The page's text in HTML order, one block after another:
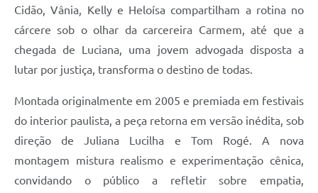
Cidão, Vânia, Kelly e Heloísa compartilham a rotina no
cárcere sob o olhar da carcereira Carmem, até que a
chegada de Luciana, uma jovem advogada disposta a
lutar por justiça, transforma o destino de todas.
Montada originalmente em 2005 e premiada em festivais
do interior paulista, a peça retorna em versão inédita, sob
direção de Juliana Lucilha e Tom Rogé. A nova
montagem mistura realismo e experimentação cênica,
convidando o público a refletir sobre empatia,